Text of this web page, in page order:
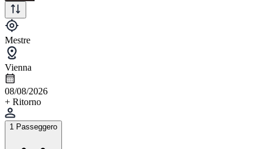
Mestre
Vienna
08/08/2026
+ Ritorno
1 Passeggero